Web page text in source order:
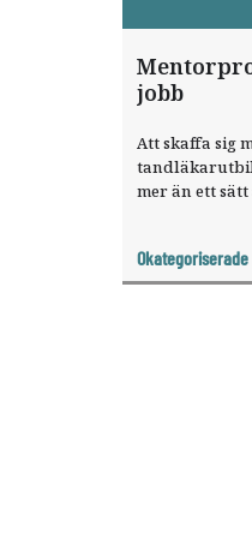
jobb
Att skaffa sig
mer än ett
trainee direkt
Okategoriserade